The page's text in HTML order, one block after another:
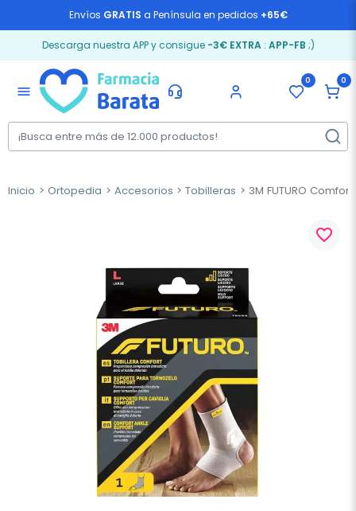
Envíos GRATIS a Península en pedidos +65€
Descarga nuestra APP y consigue -3€ EXTRA: APP-FB ;)
menu
0 0
Inicio Ortopedia Accesorios Tobilleras 3M FUTURO
favorite_border